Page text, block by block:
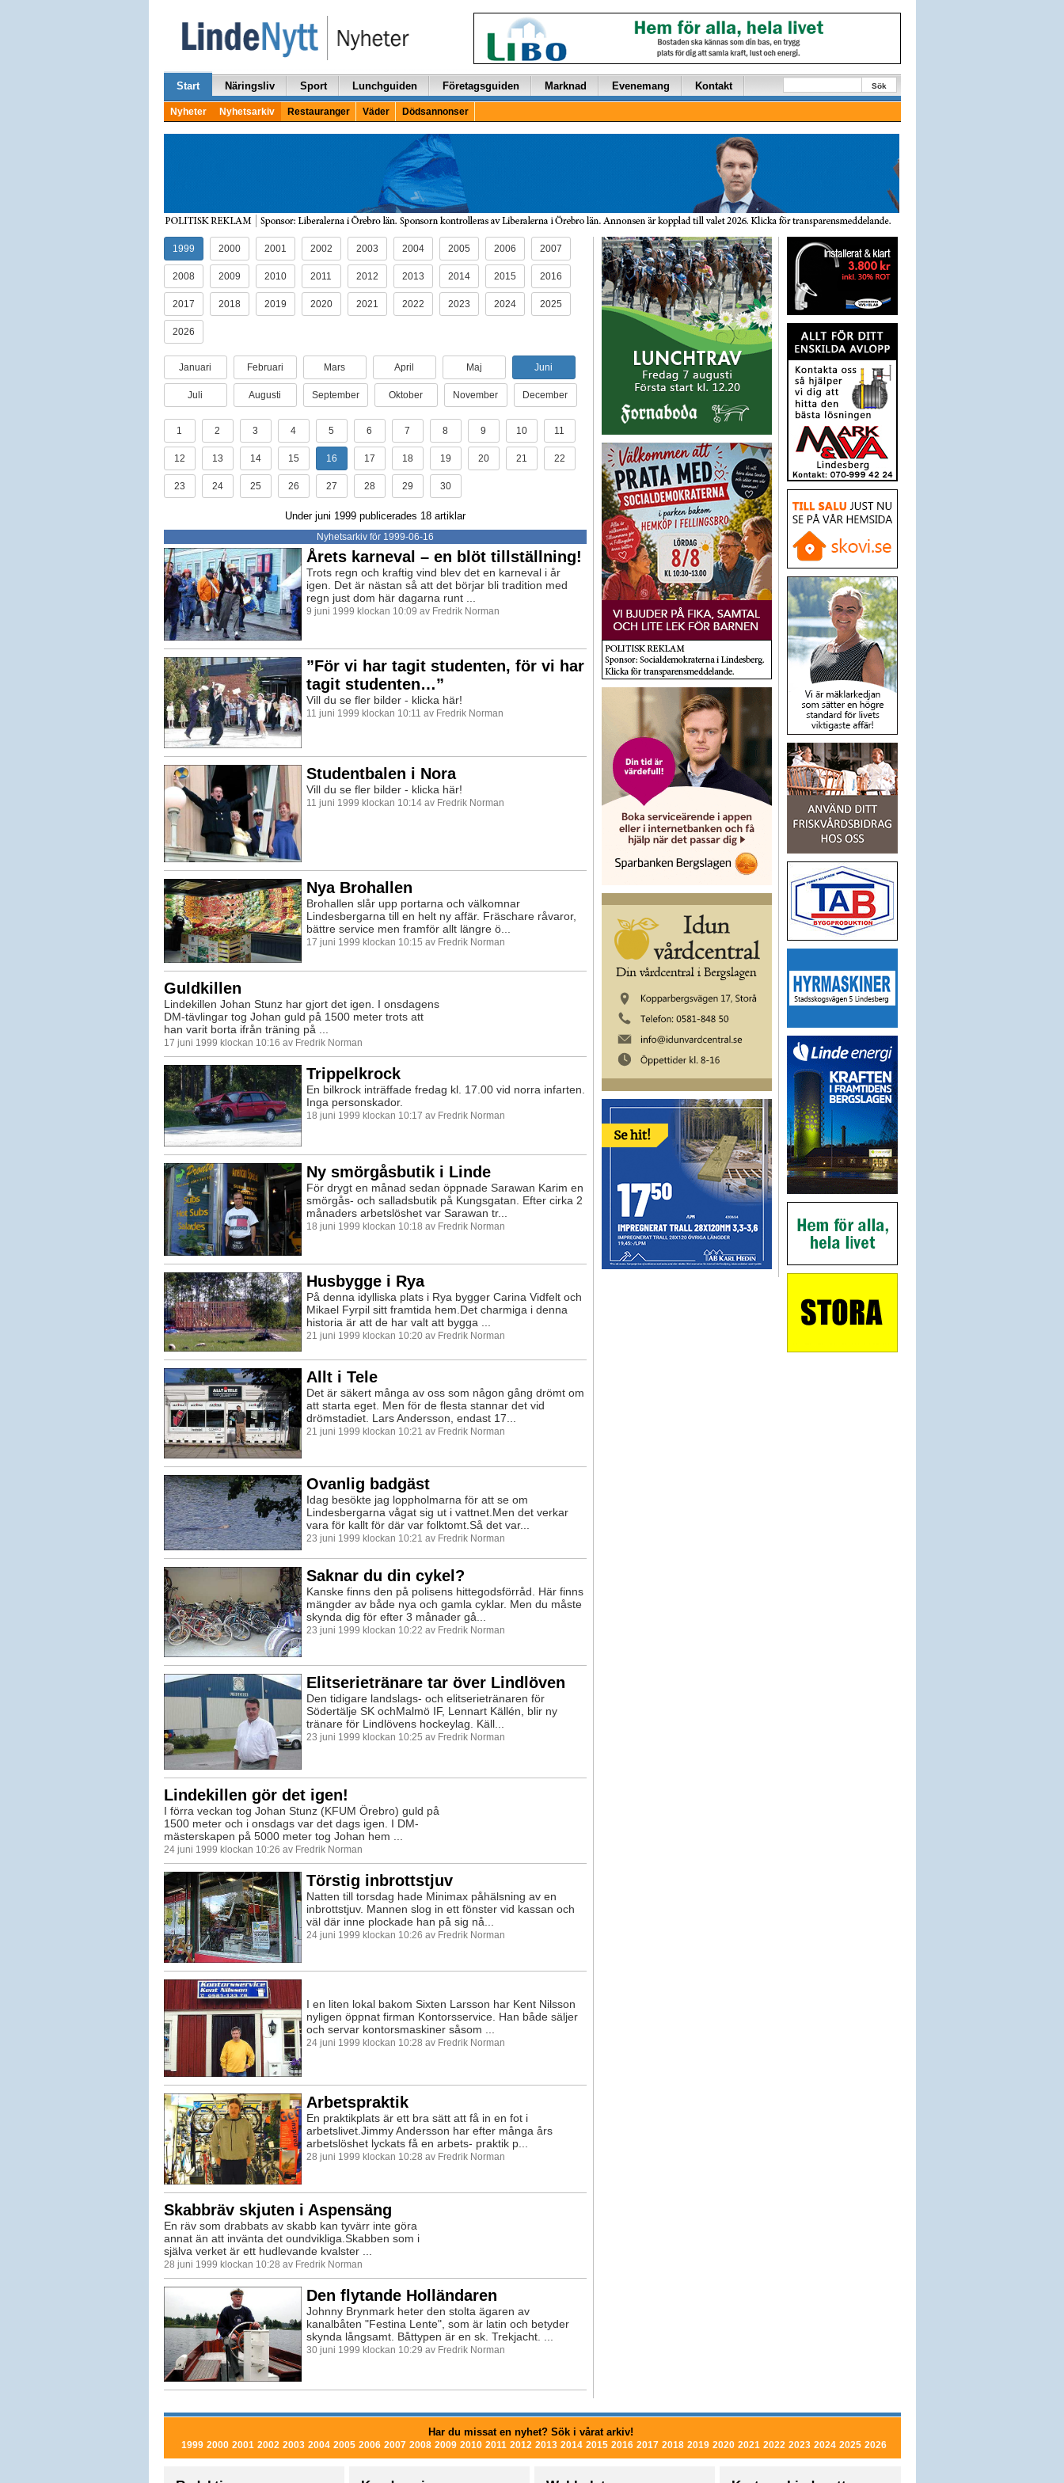
Start Näringsliv Sport Lunchguiden Företagsguiden Marknad Evenemang Kontakt Sök
Nyheter Nyhetsarkiv Restauranger Väder Dödsannonser
1999 2000 2001 2002 2003 2004 2005 2006 2007
2008 2009 2010 2011 2012 2013 2014 2015 2016
2017 2018 2019 2020 2021 2022 2023 2024 2025
2026
Januari Februari Mars April Maj Juni
Juli Augusti September Oktober November December
1 2 3 4 5 6 7 8 9 10 11
12 13 14 15 16 17 18 19 20 21 22
23 24 25 26 27 28 29 30
Under juni 1999 publicerades 18 artiklar
Nyhetsarkiv för 1999-06-16
Årets karneval – en blöt tillställning!
Trots regn och kraftig vind blev det en karneval i år
igen. Det är nästan så att det börjar bli tradition med
regn just dom här dagarna runt ...
9 juni 1999 klockan 10:09 av Fredrik Norman
”För vi har tagit studenten, för vi har
tagit studenten…”
Vill du se fler bilder - klicka här!
11 juni 1999 klockan 10:11 av Fredrik Norman
Studentbalen i Nora
Vill du se fler bilder - klicka här!
11 juni 1999 klockan 10:14 av Fredrik Norman
Nya Brohallen
Brohallen slår upp portarna och välkomnar
Lindesbergarna till en helt ny affär. Fräschare råvaror,
bättre service men framför allt längre ö...
17 juni 1999 klockan 10:15 av Fredrik Norman
Guldkillen
Lindekillen Johan Stunz har gjort det igen. I onsdagens
DM-tävlingar tog Johan guld på 1500 meter trots att
han varit borta ifrån träning på ...
17 juni 1999 klockan 10:16 av Fredrik Norman
Trippelkrock
En bilkrock inträffade fredag kl. 17.00 vid norra infarten.
Inga personskador.
18 juni 1999 klockan 10:17 av Fredrik Norman
Ny smörgåsbutik i Linde
För drygt en månad sedan öppnade Sarawan Karim en
smörgås- och salladsbutik på Kungsgatan. Efter cirka 2
månaders arbetslöshet var Sarawan tr...
18 juni 1999 klockan 10:18 av Fredrik Norman
Husbygge i Rya
På denna idylliska plats i Rya bygger Carina Vidfelt och
Mikael Fyrpil sitt framtida hem.Det charmiga i denna
historia är att de har valt att bygga ...
21 juni 1999 klockan 10:20 av Fredrik Norman
Allt i Tele
Det är säkert många av oss som någon gång drömt om
att starta eget. Men för de flesta stannar det vid
drömstadiet. Lars Andersson, endast 17...
21 juni 1999 klockan 10:21 av Fredrik Norman
Ovanlig badgäst
Idag besökte jag loppholmarna för att se om
Lindesbergarna vågat sig ut i vattnet.Men det verkar
vara för kallt för där var folktomt.Så det var...
23 juni 1999 klockan 10:21 av Fredrik Norman
Saknar du din cykel?
Kanske finns den på polisens hittegodsförråd. Här finns
mängder av både nya och gamla cyklar. Men du måste
skynda dig för efter 3 månader gå...
23 juni 1999 klockan 10:22 av Fredrik Norman
Elitserietränare tar över Lindlöven
Den tidigare landslags- och elitserietränaren för
Södertälje SK ochMalmö IF, Lennart Källén, blir ny
tränare för Lindlövens hockeylag. Käll...
23 juni 1999 klockan 10:25 av Fredrik Norman
Lindekillen gör det igen!
I förra veckan tog Johan Stunz (KFUM Örebro) guld på
1500 meter och i onsdags var det dags igen. I DM-
mästerskapen på 5000 meter tog Johan hem ...
24 juni 1999 klockan 10:26 av Fredrik Norman
Törstig inbrottstjuv
Natten till torsdag hade Minimax påhälsning av en
inbrottstjuv. Mannen slog in ett fönster vid kassan och
väl där inne plockade han på sig nå...
24 juni 1999 klockan 10:26 av Fredrik Norman
I en liten lokal bakom Sixten Larsson har Kent Nilsson
nyligen öppnat firman Kontorsservice. Han både säljer
och servar kontorsmaskiner såsom ...
24 juni 1999 klockan 10:28 av Fredrik Norman
Arbetspraktik
En praktikplats är ett bra sätt att få in en fot i
arbetslivet.Jimmy Andersson har efter många års
arbetslöshet lyckats få en arbets- praktik p...
28 juni 1999 klockan 10:28 av Fredrik Norman
Skabbräv skjuten i Aspensäng
En räv som drabbats av skabb kan tyvärr inte göra
annat än att invänta det oundvikliga.Skabben som i
själva verket är ett hudlevande kvalster ...
28 juni 1999 klockan 10:28 av Fredrik Norman
Den flytande Holländaren
Johnny Brynmark heter den stolta ägaren av
kanalbåten "Festina Lente", som är latin och betyder
skynda långsamt. Båttypen är en sk. Trekjacht. ...
30 juni 1999 klockan 10:29 av Fredrik Norman
Har du missat en nyhet? Sök i vårat arkiv!
1999 2000 2001 2002 2003 2004 2005 2006 2007 2008 2009 2010 2011 2012 2013 2014 2015 2016 2017 2018 2019 2020 2021 2022 2023 2024 2025 2026